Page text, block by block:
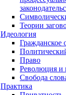
Теории
Идеология
Гражданское
Право
Революция и
Свобода
Практика